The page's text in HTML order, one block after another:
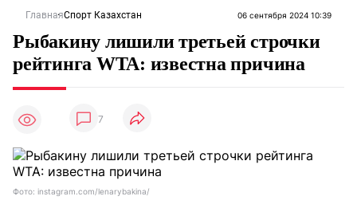
ГлавнаяСпорт Казахстан 06 сентября 2024 10:39
Рыбакину лишили третьей строчки
рейтинга WTA: известна причина
7
Фото: instagram.com/lenarybakina/